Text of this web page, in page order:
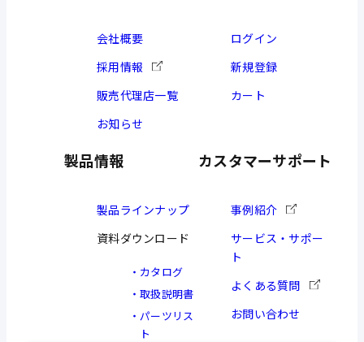
会社概要
採用情報
販売代理店一覧
お知らせ
製品情報
製品ラインナップ
資料ダウンロード
カタログ
取扱説明書
パーツリス
ト
ログイン
新規登録
カート
カスタマーサポート
事例紹介
サービス・サポー
ト
よくある質問
お問い合わせ